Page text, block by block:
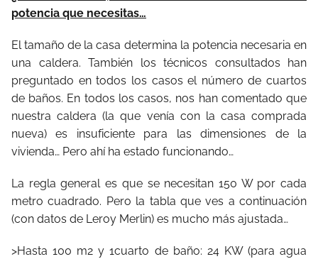
potencia que necesitas…
El tamaño de la casa determina la potencia necesaria en
una caldera. También los técnicos consultados han
preguntado en todos los casos el número de cuartos
de baños. En todos los casos, nos han comentado que
nuestra caldera (la que venía con la casa comprada
nueva) es insuficiente para las dimensiones de la
vivienda… Pero ahí ha estado funcionando…
La regla general es que se necesitan 150 W por cada
metro cuadrado. Pero la tabla que ves a continuación
(con datos de Leroy Merlin) es mucho más ajustada…
>Hasta 100 m2 y 1cuarto de baño: 24 KW (para agua